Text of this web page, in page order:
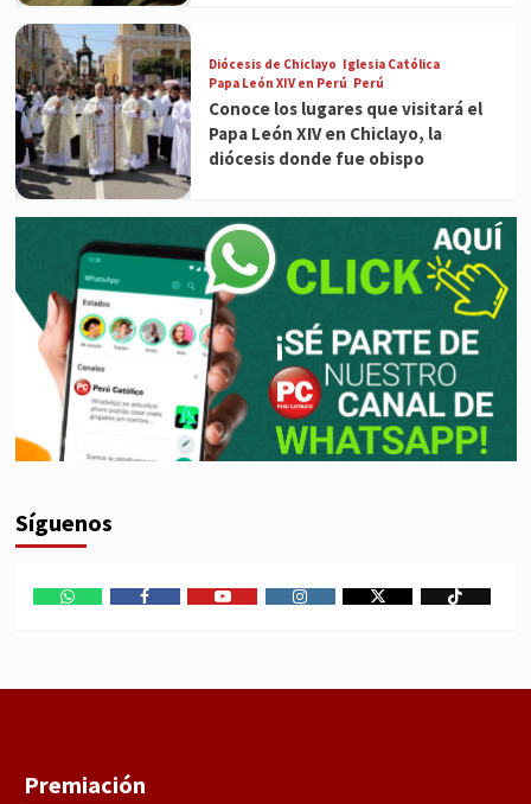
Diócesis de Chiclayo Iglesia Católica
Papa León XIV en Perú Perú
Conoce los lugares que visitará el
Papa León XIV en Chiclayo, la
diócesis donde fue obispo
Síguenos
Premiación